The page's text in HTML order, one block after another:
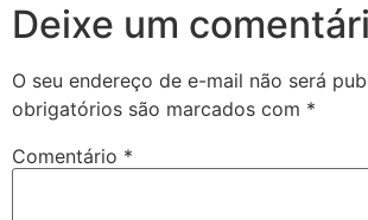
Deixe um
O seu endereço de e-mail não será
obrigatórios são marcados com *
Comentário *